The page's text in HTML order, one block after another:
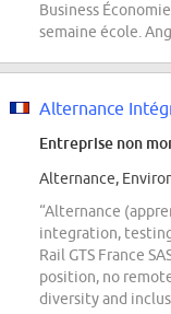
Business
semaine école.
Entreprise non
Alternance,
“Alternance
integration,
Rail GTS France
position, no
diversity and